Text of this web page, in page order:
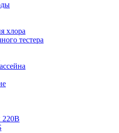
хлора
тестера
220В